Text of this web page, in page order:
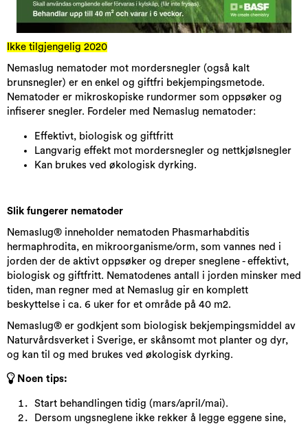
Ikke tilgjengelig 2020
Nemaslug nematoder mot mordersnegler (også kalt
brunsnegler) er en enkel og giftfri bekjempingsmetode.
Nematoder er mikroskopiske rundormer som oppsøker og
infiserer snegler. Fordeler med Nemaslug nematoder:
Effektivt, biologisk og giftfritt
Langvarig effekt mot mordersnegler og nettkjølsnegler
Kan brukes ved økologisk dyrking.
Slik fungerer nematoder
Nemaslug® inneholder nematoden Phasmarhabditis
hermaphrodita, en mikroorganisme/orm, som vannes ned i
jorden der de aktivt oppsøker og dreper sneglene - effektivt,
biologisk og giftfritt. Nematodenes antall i jorden minsker med
tiden, man regner med at Nemaslug gir en komplett
beskyttelse i ca. 6 uker for et område på 40 m2.
Nemaslug® er godkjent som biologisk bekjempingsmiddel av
Naturvårdsverket i Sverige, er skånsomt mot planter og dyr,
og kan til og med brukes ved økologisk dyrking.
Noen tips:
Start behandlingen tidig (mars/april/mai).
Dersom ungsneglene ikke rekker å legge eggene sine,